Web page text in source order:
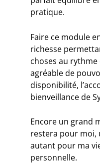
pratique.
Faire ce module
richesse
choses au
agréable de
disponibilité,
bienveillance de
Encore un grand
restera pour
autant pour ma
personnelle.